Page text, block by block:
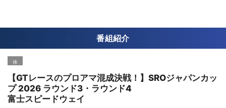
番組紹介
休
【GTレースのプロアマ混成決戦！】SROジャパンカッ
プ 2026 ラウンド3・ラウンド4
富士スピードウェイ